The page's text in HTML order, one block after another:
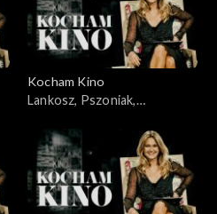
Kocham Kino
Lankosz, Pszoniak,